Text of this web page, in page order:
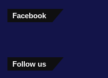
Facebook
Follow us